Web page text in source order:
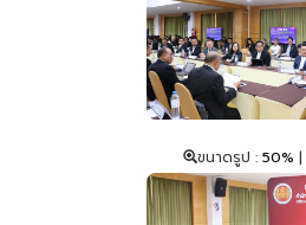
ขนาดรูป : 50% |